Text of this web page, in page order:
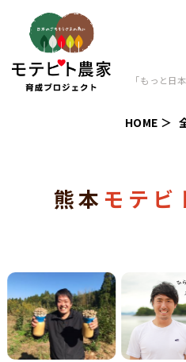
「もっと日
HOME
熊本 モテビ